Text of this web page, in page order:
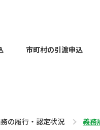
市町村の引渡申込
の履行・認定状況 義務